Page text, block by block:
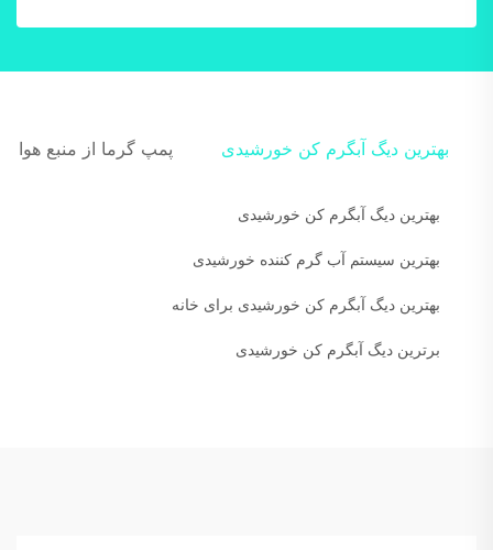
بهترین دیگ آبگرم کن خورشیدی پمپ گرما از منبع هوا
بهترین دیگ آبگرم کن خورشیدی
بهترین سیستم آب گرم کننده خورشیدی
بهترین دیگ آبگرم کن خورشیدی برای خانه
برترین دیگ آبگرم کن خورشیدی